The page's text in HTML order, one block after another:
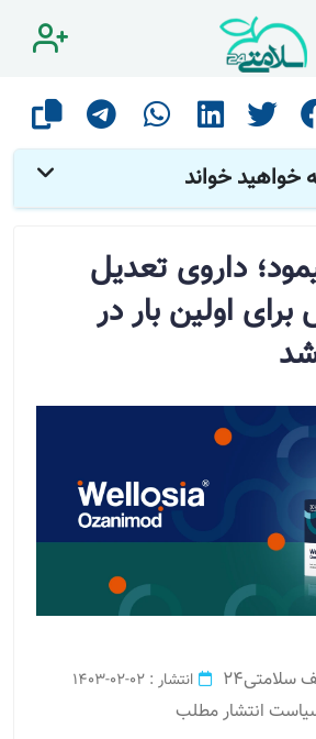
کننده ام اس برای اولین بار در ایران تولید شد
خواهید خواند
داروی تعدیل
اولین بار در
شد
سلامتی24
انتشار : 02-02-1403
انتشار مطلب